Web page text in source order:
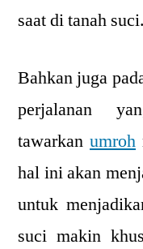
saat di tanah suci.
Bahkan juga
perjalanan
tawarkan umroh
hal ini akan
untuk
suci makin